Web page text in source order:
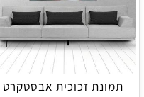
תמונת זכוכית אבסטקרט